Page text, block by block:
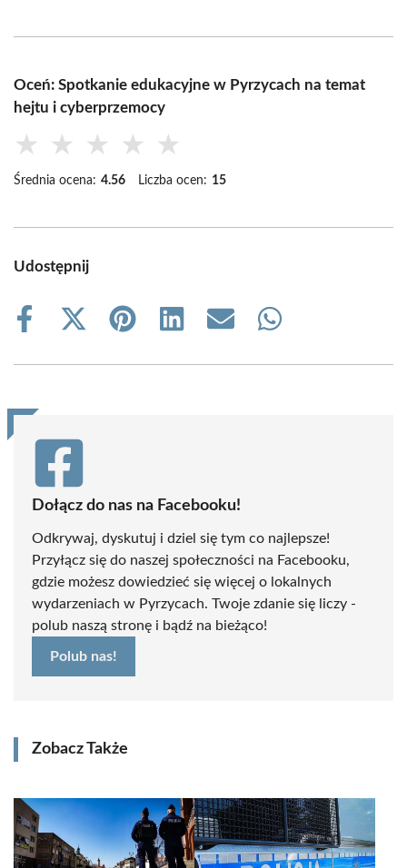
Oceń: Spotkanie edukacyjne w Pyrzycach na temat
hejtu i cyberprzemocy
★ ★ ★ ★ ★
Średnia ocena: 4.56 Liczba ocen: 15
Udostępnij
Share
Share
(Twitter)
Share
Share
Share
Share
Dołącz do nas na Facebooku!
Odkrywaj, dyskutuj i dziel się tym co najlepsze!
Przyłącz się do naszej społeczności na Facebooku,
gdzie możesz dowiedzieć się więcej o lokalnych
wydarzeniach w Pyrzycach. Twoje zdanie się liczy -
polub naszą stronę i bądź na bieżąco!
Polub nas!
Zobacz Także